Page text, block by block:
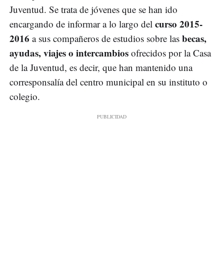
Juventud. Se trata de jóvenes que se han ido
encargando de informar a lo largo del curso 2015-
2016 a sus compañeros de estudios sobre las becas,
ayudas, viajes o intercambios ofrecidos por la Casa
de la Juventud, es decir, que han mantenido una
corresponsalía del centro municipal en su instituto o
colegio.